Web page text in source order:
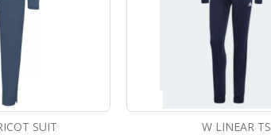
SUIT W LINEAR TS